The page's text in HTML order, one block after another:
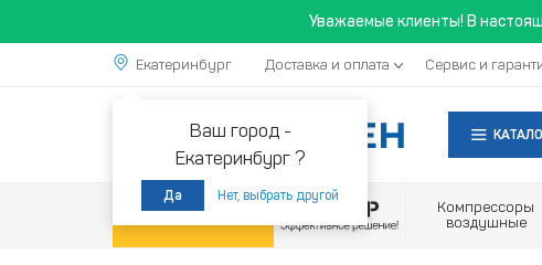
Уважаемые клиенты! В
Екатеринбург
Ваш город -
Екатеринбург ?
Да Нет, выбрать другой
Доставка и оплата Сервис и
Акции
Компрессоры
воздушные